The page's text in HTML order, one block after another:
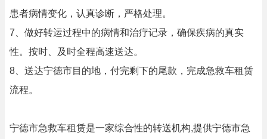
患者病情变化，认真诊断，严格处理。
7、做好转运过程中的病情和治疗记录，确保疾病的真实
性。按时、及时全程高速送达。
8、送达宁德市目的地，付完剩下的尾款，完成急救车租赁
流程。
宁德市急救车租赁是一家综合性的转送机构,提供宁德市急